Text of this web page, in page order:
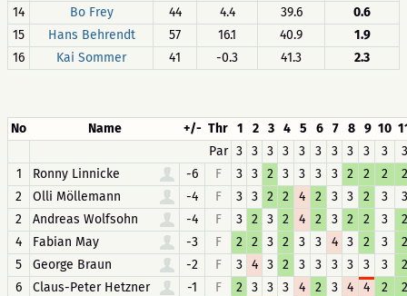
14
Bo Frey 44 4.4 39.6
0.6
15
Hans Behrendt 57 16.1 40.9
1.9
16
Kai Sommer 41 -0.3 41.3 2.3
No Name +/- Thr 1 2 3 4 5 6 7 8 9 10
Par 3 3 3 3 3 3 3 3 3 3
3
1
Ronny Linnicke -6 F 3 3 2 3 3 3 3 2 2 2
2
2
Olli Möllemann -4 F 3 3 2 2 4 2 3 3 2 3
3
2
Andreas Wolfsohn -4 F 3 2 3 2 4 2 3 2 2 3
2
4
Fabian May -3 F 2 2 3 2 3 3 4 3 2 3
2
5
George Braun -2 F 3 4 3 2 3 3 3 3 3 3
2
6
Claus-Peter Hetzner -1 F 2 3 3 3 4 2 3 4 4 2
2